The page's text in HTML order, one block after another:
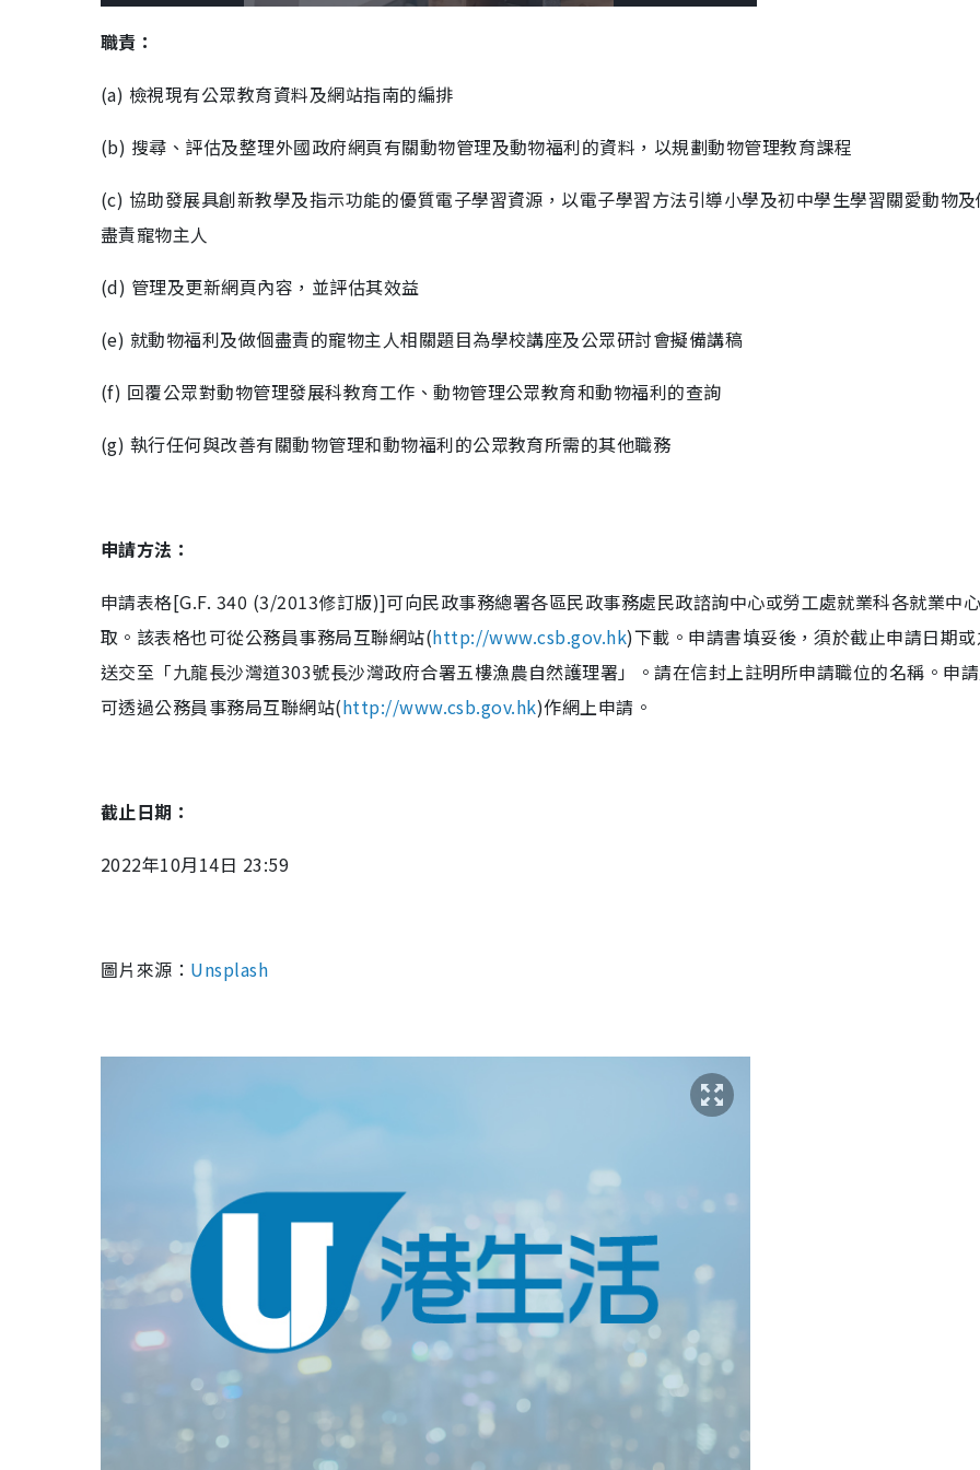
l
n
t
e
.
1
n
m
e
u
職責：
(a) 檢視現有公眾教育資料及網站指南的編排
(b) 搜尋、評估及整理外國政府網頁有關動物管理及動物福利的資料，以規劃動物管理教育課程
(c) 協助發展具創新教學及指示功能的優質電子學習資源，以電子學習方法引導小學及初中學生學習關愛動物
盡責寵物主人
(d) 管理及更新網頁內容，並評估其效益
(e) 就動物福利及做個盡責的寵物主人相關題目為學校講座及公眾研討會擬備講稿
(f) 回覆公眾對動物管理發展科教育工作、動物管理公眾教育和動物福利的查詢
(g) 執行任何與改善有關動物管理和動物福利的公眾教育所需的其他職務
申請方法：
申請表格[G.F. 340 (3/2013修訂版)]可向民政事務總署各區民政事務處民政諮詢中心或勞工處就業科各就業中
取。該表格也可從公務員事務局互聯網站(http://www.csb.gov.hk)下載。申請書填妥後，須於截止申請日期
送交至「九龍長沙灣道303號長沙灣政府合署五樓漁農自然護理署」。請在信封上註明所申請職位的名稱。申
可透過公務員事務局互聯網站(http://www.csb.gov.hk)作網上申請。
截止日期：
2022年10月14日 23:59
圖片來源： Unsplash